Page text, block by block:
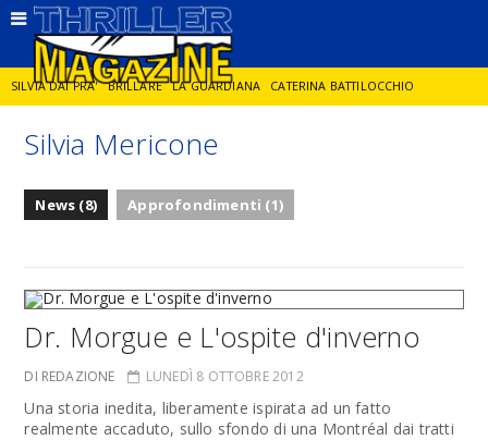
SILVIA DAI PRA' BRILLARE LA GUARDIANA CATERINA BATTILOCCHIO
JORGE DIAZ LA SPIA DELITTO IN CORNICE
Silvia Mericone
News (8) Approfondimenti (1)
Dr. Morgue e L'ospite d'inverno
DI REDAZIONE LUNEDÌ 8 OTTOBRE 2012
Una storia inedita, liberamente ispirata ad un fatto
realmente accaduto, sullo sfondo di una Montréal dai tratti